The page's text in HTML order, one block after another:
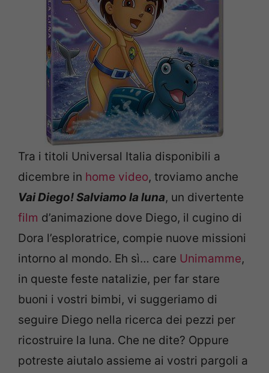
Tra i titoli Universal Italia disponibili a
dicembre in home video, troviamo anche
Vai Diego! Salviamo la luna, un divertente
film d’animazione dove Diego, il cugino di
Dora l’esploratrice, compie nuove missioni
intorno al mondo. Eh sì… care Unimamme,
in queste feste natalizie, per far stare
buoni i vostri bimbi, vi suggeriamo di
seguire Diego nella ricerca dei pezzi per
ricostruire la luna. Che ne dite? Oppure
potreste aiutalo assieme ai vostri pargoli a